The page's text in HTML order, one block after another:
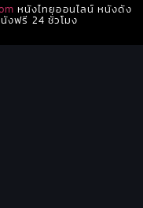
หนังไทยออนไลน์ หนังดัง
ฟรี 24 ชั่วโมง